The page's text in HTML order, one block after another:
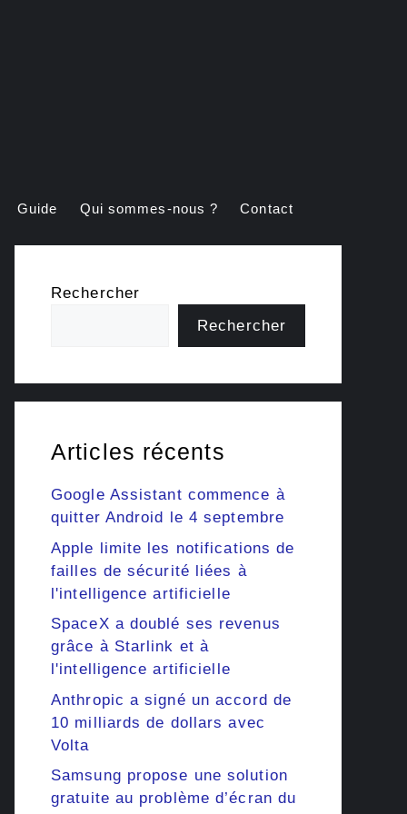
Guide Qui sommes-nous ? Contact
Rechercher
Rechercher
Articles récents
Google Assistant commence à
quitter Android le 4 septembre
Apple limite les notifications de
failles de sécurité liées à
l'intelligence artificielle
SpaceX a doublé ses revenus
grâce à Starlink et à
l'intelligence artificielle
Anthropic a signé un accord de
10 milliards de dollars avec
Volta
Samsung propose une solution
gratuite au problème d’écran du